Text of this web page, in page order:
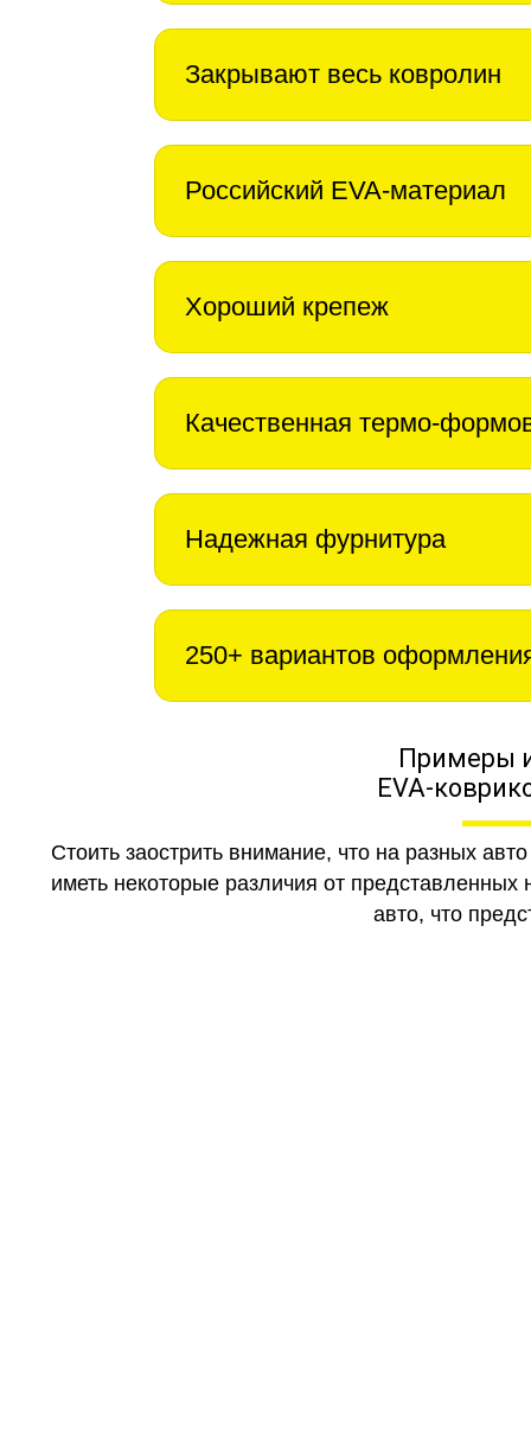
Закрывают весь ковролин
Российский EVA-материал
Хороший крепеж
Качественная термо-
Надежная фурнитура
250+ вариантов
Примеры
EVA-
Стоить заострить внимание, что на разных
иметь некоторые различия от
авто, что